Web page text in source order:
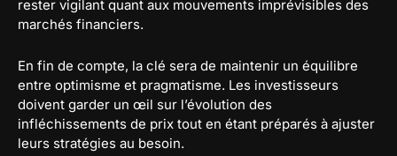
rester vigilant quant aux mouvements imprévisibles des
marchés financiers.
En fin de compte, la clé sera de maintenir un équilibre
entre optimisme et pragmatisme. Les investisseurs
doivent garder un œil sur l’évolution des
infléchissements de prix tout en étant préparés à ajuster
leurs stratégies au besoin.